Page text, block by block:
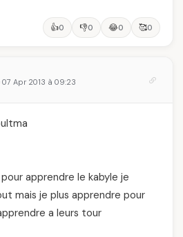
👍0 👎0 😂0 🥰0
07 Apr 2013 à 09:23
apprendre le kabyle je
mais je plus apprendre pour
a leurs tour